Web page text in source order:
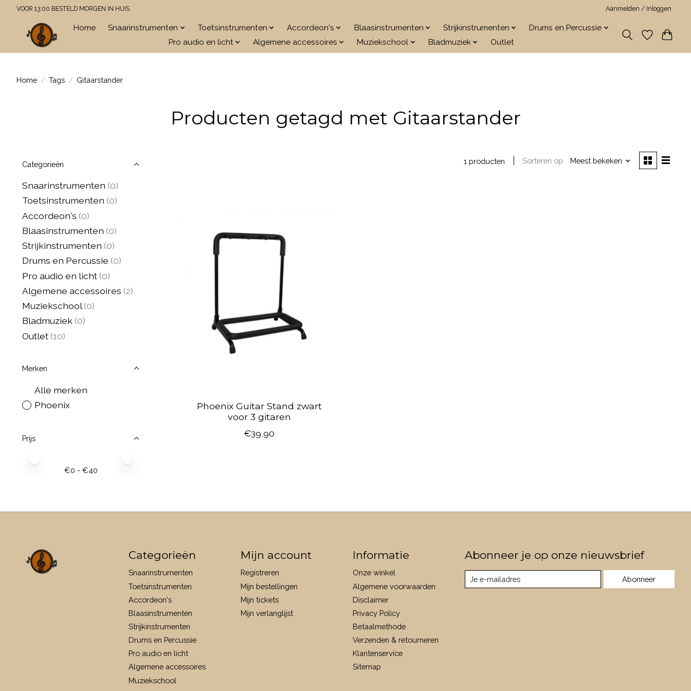
VOOR 13:00 BESTELD MORGEN IN HUIS Aanmelden / Inloggen
Home Snaarinstrumenten Toetsinstrumenten Accordeon's Blaasinstrumenten Strijkinstrumenten
Drums en Percussie
Pro audio en licht
Algemene accessoires Muziekschool Bladmuziek Outlet
Home / Tags / Gitaarstander
Producten getagd met Gitaarstander
Categorieën
Snaarinstrumenten (0)
Toetsinstrumenten (0)
Accordeon's (0)
Blaasinstrumenten (0)
Strijkinstrumenten (0)
Drums en Percussie (0)
Pro audio en licht (0)
Algemene accessoires (2)
Muziekschool (0)
Bladmuziek (0)
Outlet (10)
Merken
Alle merken
Phoenix
Prijs
€0 - €40
1 producten Sorteren op Meest bekeken
Phoenix Guitar Stand zwart
voor 3 gitaren
€39,90
Categorieën
Snaarinstrumenten
Toetsinstrumenten
Accordeon's
Blaasinstrumenten
Strijkinstrumenten
Drums en Percussie
Pro audio en licht
Algemene accessoires
Muziekschool
Mijn account
Registreren
Mijn bestellingen
Mijn tickets
Mijn verlanglijst
Informatie
Onze winkel
Algemene voorwaarden
Disclaimer
Privacy Policy
Betaalmethode
Verzenden & retourneren
Klantenservice
Sitemap
Abonneer je op onze nieuwsbrief
Abonneer